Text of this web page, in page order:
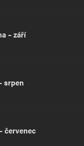
– září
srpen
červenec